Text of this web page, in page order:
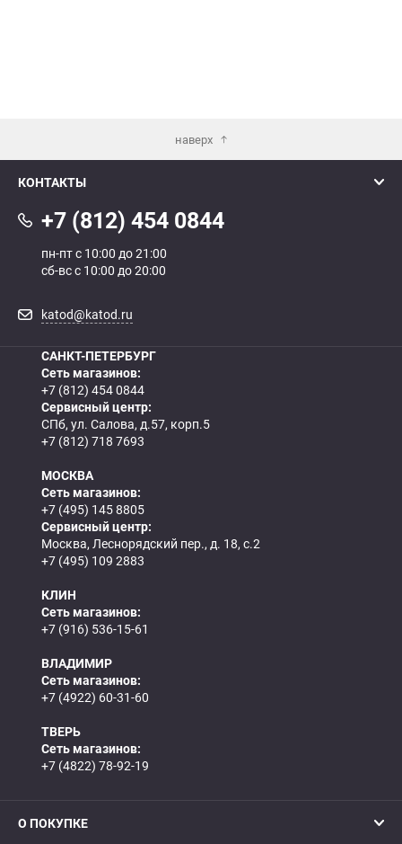
наверх
КОНТАКТЫ
+7 (812) 454 0844
пн-пт с 10:00 до 21:00
сб-вс с 10:00 до 20:00
katod@katod.ru
САНКТ-ПЕТЕРБУРГ
Сеть магазинов:
+7 (812) 454 0844
Сервисный центр:
СПб, ул. Салова, д.57, корп.5
+7 (812) 718 7693
МОСКВА
Сеть магазинов:
+7 (495) 145 8805
Сервисный центр:
Москва, Леснорядский пер., д. 18, с.2
+7 (495) 109 2883
КЛИН
Сеть магазинов:
+7 (916) 536-15-61
ВЛАДИМИР
Сеть магазинов:
+7 (4922) 60-31-60
ТВЕРЬ
Сеть магазинов:
+7 (4822) 78-92-19
О ПОКУПКЕ